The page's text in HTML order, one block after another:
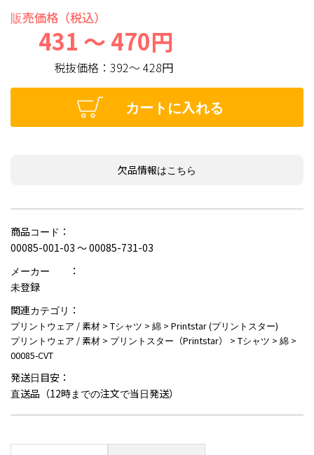
販売価格（税込）
431 ～ 470円
税抜価格：392～ 428円
カートに入れる
欠品情報はこちら
商品コード：
00085-001-03 ～ 00085-731-03
メーカー ：
未登録
関連カテゴリ：
プリントウェア / 素材 > Tシャツ > 綿 > Printstar (プリントスター)
プリントウェア / 素材 > プリントスター（Printstar） > Tシャツ > 綿 >
00085-CVT
発送日目安：
直送品（12時までの注文で当日発送）